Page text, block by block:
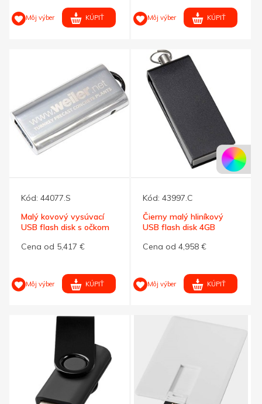
Môj výber KÚPIŤ Môj výber KÚPIŤ
Kód: 44077.S
Malý kovový vysúvací
USB flash disk s očkom
Cena od 5,417 €
Môj výber KÚPIŤ
Kód: 43997.C
Čierny malý hliníkový
USB flash disk 4GB
Cena od 4,958 €
Môj výber KÚPIŤ